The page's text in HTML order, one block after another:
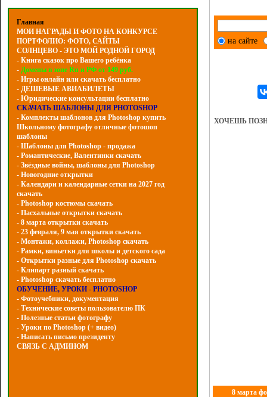
Главная
МОИ НАГРАДЫ И ФОТО НА КОНКУРСЕ
ПОРТФОЛИО: ФОТО, САЙТЫ
СОЛНЦЕВО - ЭТО МОЙ РОДНОЙ ГОРОД
- Книга сказок про Вашего ребёнка
- Домены в зоне Ru и РФ от 149 руб.
- Игры онлайн или скачать бесплатно
- ДЕШЕВЫЕ АВИАБИЛЕТЫ
- Юридические консультации бесплатно
СКАЧАТЬ ШАБЛОНЫ ДЛЯ PHOTOSHOP
- Комплекты шаблонов для Photoshop купить
Школьному фотографу отличные фотошоп
шаблоны
- Шаблоны для Photoshop - продажа
- Романтические, Валентинки скачать
- Звёздные войны, шаблоны для Photoshop
- Hовогодние открытки
- Календари и календарные сетки на 2027 год
скачать
- Photoshop костюмы скачать
- Пасхальные открытки скачать
- 8 марта открытки скачать
- 23 февраля, 9 мая открытки скачать
- Монтажи, коллажи, Photoshop скачать
- Рамки, виньетки для школы и детского сада
- Открытки разные для Photoshop скачать
- Клипарт разный скачать
- Photoshop скачать бесплатно
ОБУЧЕНИЕ, УРОКИ - PHOTOSHOP
- Фотоучебники, документация
- Технические советы пользователю ПК
- Полезные статьи фотографу
- Уроки по Photoshop (+ видео)
- Написать письмо президенту
СВЯЗЬ С АДМИНОМ
на сайте
ХОЧЕШЬ
8 марта